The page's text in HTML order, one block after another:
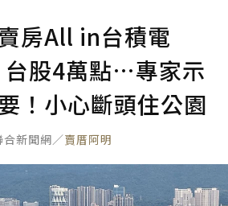
房All in台積電
台股4萬點…專家示
！小心斷頭住公園
合新聞網／賣厝阿明